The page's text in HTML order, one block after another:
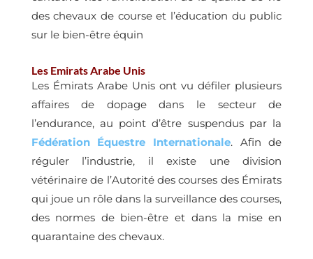
des chevaux de course et l’éducation du public
sur le bien-être équin
Les Emirats Arabe Unis
Les Émirats Arabe Unis ont vu défiler plusieurs
affaires de dopage dans le secteur de
l’endurance, au point d’être suspendus par la
Fédération Équestre Internationale. Afin de
réguler l’industrie, il existe une division
vétérinaire de l’Autorité des courses des Émirats
qui joue un rôle dans la surveillance des courses,
des normes de bien-être et dans la mise en
quarantaine des chevaux.